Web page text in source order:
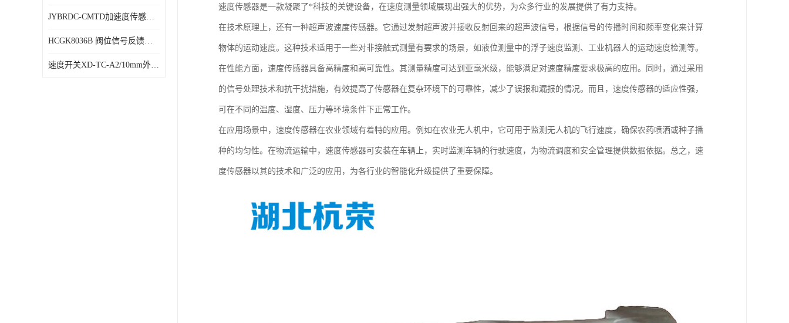
JYBRDC-CMTD加速度传感器距离远
HCGK8036B 阀位信号反馈装置 限位开关
速度开关XD-TC-A2/10mm外形图
速度传感器是一款凝聚了*科技的关键设备，在速度测量领域展现出强大的优势，为众多行业的发展提供了有力支持。
在技术原理上，还有一种超声波速度传感器。它通过发射超声波并接收反射回来的超声波信号，根据信号的传播时间和频率变化来计算
物体的运动速度。这种技术适用于一些对非接触式测量有要求的场景，如液位测量中的浮子速度监测、工业机器人的运动速度检测等。
在性能方面，速度传感器具备高精度和高可靠性。其测量精度可达到亚毫米级，能够满足对速度精度要求极高的应用。同时，通过采用
的信号处理技术和抗干扰措施，有效提高了传感器在复杂环境下的可靠性，减少了误报和漏报的情况。而且，速度传感器的适应性强，
可在不同的温度、湿度、压力等环境条件下正常工作。
在应用场景中，速度传感器在农业领域有着特的应用。例如在农业无人机中，它可用于监测无人机的飞行速度，确保农药喷洒或种子播
种的均匀性。在物流运输中，速度传感器可安装在车辆上，实时监测车辆的行驶速度，为物流调度和安全管理提供数据依据。总之，速
度传感器以其的技术和广泛的应用，为各行业的智能化升级提供了重要保障。